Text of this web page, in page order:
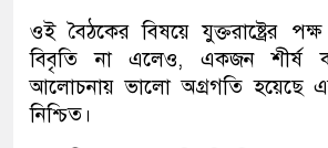
ওই বৈঠকের বিষয়ে যুক্তরাষ্ট্রের
বিবৃতি না এলেও, একজন শীর্ষ
আলোচনায় ভালো অগ্রগতি হয়েছে
নিশ্চিত।